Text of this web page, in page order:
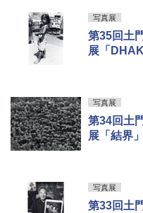
写真展
第35回土
展「
写真展
第34回土
展「結界」
写真展
第33回土